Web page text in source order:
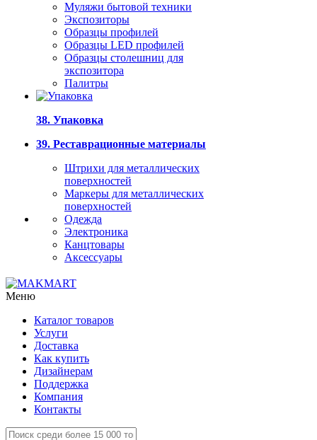
Муляжи бытовой техники
Экспозиторы
Образцы профилей
Образцы LED профилей
Образцы столешниц для
экспозитора
Палитры
38. Упаковка
39. Реставрационные материалы
Штрихи для металлических
поверхностей
Маркеры для металлических
поверхностей
Одежда
Электроника
Канцтовары
Аксессуары
Меню
Каталог товаров
Услуги
Доставка
Как купить
Дизайнерам
Поддержка
Компания
Контакты